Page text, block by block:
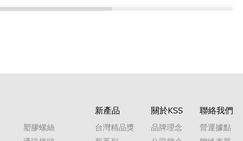
塑膠螺絲
新產品
台灣精品獎
關於KSS
品牌理念
聯絡我們
營運據點